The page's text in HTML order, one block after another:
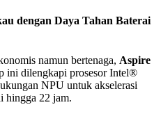
dengan Daya Tahan Baterai
namun bertenaga, Aspire
ini dilengkapi prosesor Intel®
NPU untuk akselerasi
hingga 22 jam.